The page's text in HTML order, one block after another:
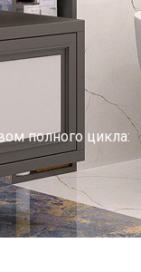
полного цикла: